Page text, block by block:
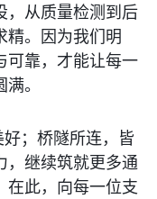
，从质量检测到后
精。因为我们明
可靠，才能让每一
。
；桥隧所连，皆
，继续筑就更多通
在此，向每一位支